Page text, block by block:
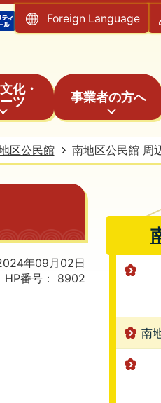
Foreign Language
化・
ツ
事業者の方へ
区公民館 南地区公民館 周
年09月02日
HP番号：
8902
南